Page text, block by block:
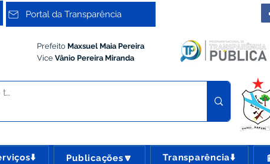
Portal da Transparência
Prefeito Maxsuel Maia Pereira
Vice Vânio Pereira Miranda
Publicações🔽 Transparência⬇️